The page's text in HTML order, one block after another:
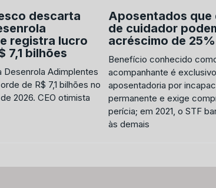
descarta
registra lucro
7,1 bilhões
Adimplentes
de R$ 7,1 bilhões no
2026. CEO otimista
Aposentados que
de cuidador
acréscimo de
Benefício conhecido
acompanhante é
aposentadoria por
permanente e exige
perícia; em 2021, o STF
às demais